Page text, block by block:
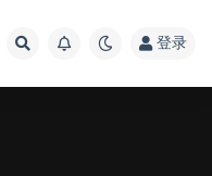
登录